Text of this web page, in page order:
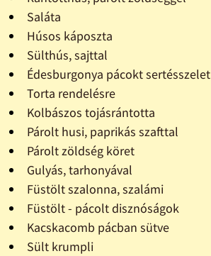
Saláta
Húsos káposzta
Sülthús, sajttal
Édesburgonya pácokt sertésszelet
Torta rendelésre
Kolbászos tojásrántotta
Párolt husi, paprikás szafttal
Párolt zöldség köret
Gulyás, tarhonyával
Füstölt szalonna, szalámi
Füstölt - pácolt disznóságok
Kacskacomb pácban sütve
Sült krumpli